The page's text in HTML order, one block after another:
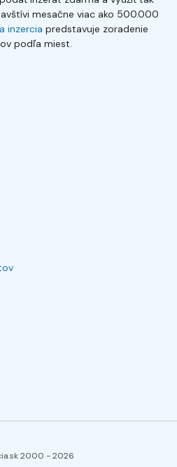
mesačne viac ako 500.000
inzercia predstavuje zoradenie
podľa miest.
2000 -2026